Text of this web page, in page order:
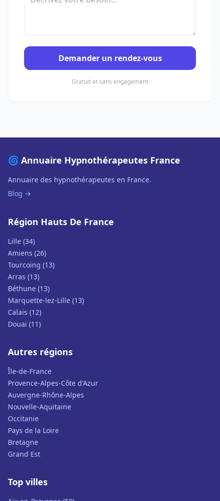
Demander un rendez-vous
Gratuit et sans engagement
🌀 Annuaire Hypnothérapeutes France
Annuaire des hypnothérapeutes en France.
Blog →
Région Hauts De France
Lille (34)
Amiens (26)
Tourcoing (13)
Arras (13)
Béthune (13)
Marquette-lez-Lille (13)
Calais (12)
Douai (11)
Autres régions
Île-de-France
Provence-Alpes-Côte d'Azur
Auvergne-Rhône-Alpes
Nouvelle-Aquitaine
Occitanie
Pays de la Loire
Bretagne
Grand Est
Top villes